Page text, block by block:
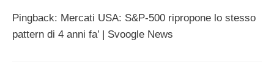
Pingback: Mercati USA: S&P-500 ripropone lo stesso
pattern di 4 anni fa’ | Svoogle News